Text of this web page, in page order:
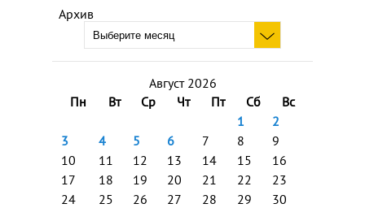
Архив
Август 2026
Пн
Вт Ср Чт Пт Сб
Вс
1
2
3
4 5 6 7 8
9
10
11 12 13 14 15
16
17
18 19 20 21 22
23
24
25 26 27 28 29
30